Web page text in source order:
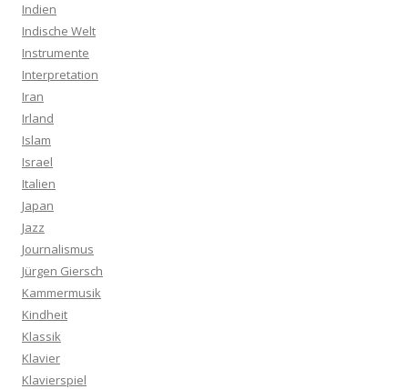
Indien
Indische Welt
Instrumente
Interpretation
Iran
Irland
Islam
Israel
Italien
Japan
Jazz
Journalismus
Jürgen Giersch
Kammermusik
Kindheit
Klassik
Klavier
Klavierspiel